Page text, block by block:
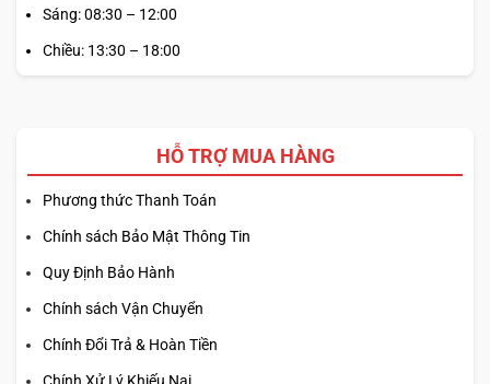
Sáng: 08:30 – 12:00
Chiều: 13:30 – 18:00
HỖ TRỢ MUA HÀNG
Phương thức Thanh Toán
Chính sách Bảo Mật Thông Tin
Quy Định Bảo Hành
Chính sách Vận Chuyển
Chính Đổi Trả & Hoàn Tiền
Chính Xử Lý Khiếu Nại